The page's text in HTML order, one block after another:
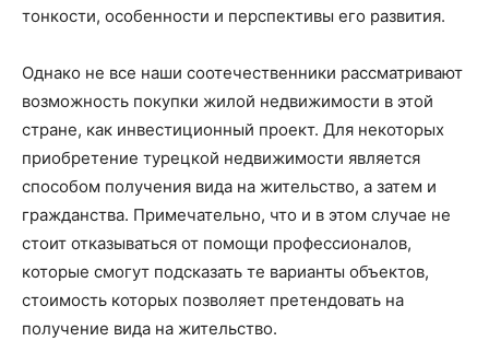
тонкости, особенности и перспективы его развития.
Однако не все наши соотечественники рассматривают
возможность покупки жилой недвижимости в этой
стране, как инвестиционный проект. Для некоторых
приобретение турецкой недвижимости является
способом получения вида на жительство, а затем и
гражданства. Примечательно, что и в этом случае не
стоит отказываться от помощи профессионалов,
которые смогут подсказать те варианты объектов,
стоимость которых позволяет претендовать на
получение вида на жительство.